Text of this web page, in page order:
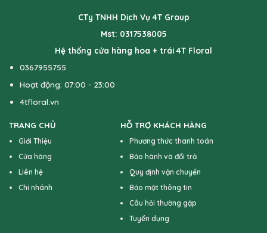
CTy TNHH Dịch Vụ 4T Group
Mst: 0317538005
Hệ thống cửa hàng hoa + trái 4T Floral
0367955755
Hoạt động: 07:00 - 23:00
4tfloral.vn
TRANG CHỦ
Giới Thiệu
Cửa hàng
Liên hệ
Chi nhánh
HỖ TRỢ KHÁCH HÀNG
Phương thức thanh toán
Bảo hành và đổi trả
Quy định vận chuyển
Bảo mật thông tin
Câu hỏi thường gặp
Tuyển dụng